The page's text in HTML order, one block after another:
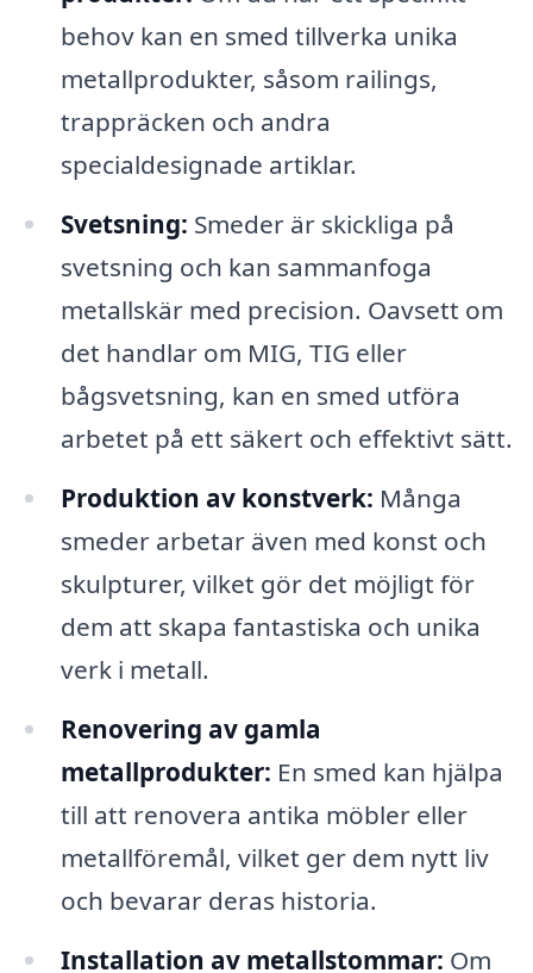
behov kan en smed tillverka unika
metallprodukter, såsom railings,
trappräcken och andra
specialdesignade artiklar.
Svetsning: Smeder är skickliga på
svetsning och kan sammanfoga
metallskär med precision. Oavsett om
det handlar om MIG, TIG eller
bågsvetsning, kan en smed utföra
arbetet på ett säkert och effektivt sätt.
Produktion av konstverk: Många
smeder arbetar även med konst och
skulpturer, vilket gör det möjligt för
dem att skapa fantastiska och unika
verk i metall.
Renovering av gamla
metallprodukter: En smed kan hjälpa
till att renovera antika möbler eller
metallföremål, vilket ger dem nytt liv
och bevarar deras historia.
Installation av metallstommar: Om